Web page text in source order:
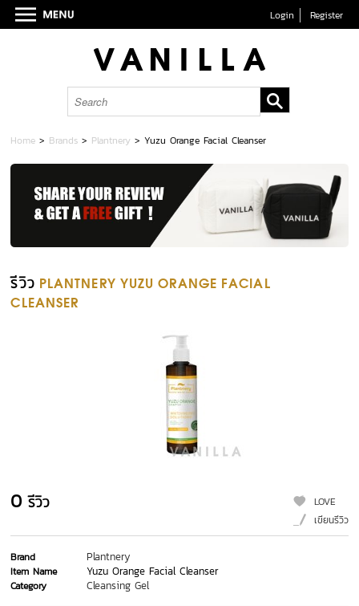
Login Register
Home > Brands > Plantnery >Yuzu Orange Facial Cleanser
รีวิว PLANTNERY YUZU ORANGE FACIAL
CLEANSER
0 รีวิว
LOVE
เขียนรีวิว
Brand Plantnery
Item Name Yuzu Orange Facial Cleanser
Category Cleansing Gel